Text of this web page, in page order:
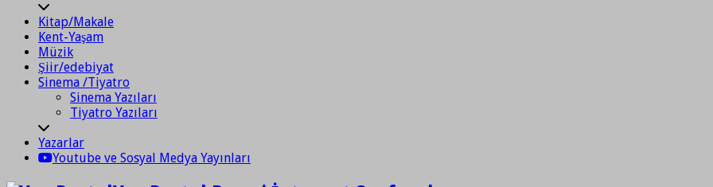
Kitap/Makale
Kent-Yaşam
Müzik
Şiir/edebiyat
Sinema /Tiyatro
Sinema Yazıları
Tiyatro Yazıları
Yazarlar
Youtube ve Sosyal Medya Yayınları